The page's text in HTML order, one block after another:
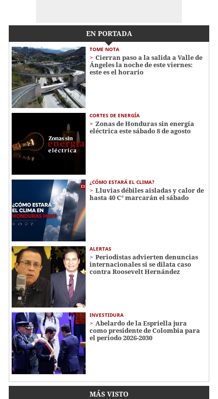
EN PORTADA
TOME NOTA
Cierran paso a la salida a Valle de
Ángeles la noche de este viernes:
este es el horario
CORTES DE ENERGÍA
Zonas de Honduras sin energía
eléctrica este sábado 8 de agosto
¿CÓMO ESTARÁ EL CLIMA?
Lluvias débiles aisladas y calor de
hasta 40 C° marcarán el sábado
ALERTAS
Periodistas advierten denuncias
internacionales si se dilata caso
contra Roosevelt Hernández
INVESTIDURA
Abelardo de la Espriella jura
como presidente de Colombia para
el periodo 2026-2030
MÁS VISTO